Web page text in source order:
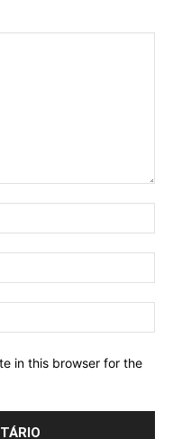
in this browser for the